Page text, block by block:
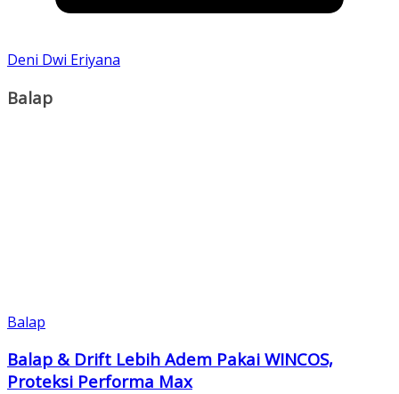
Deni Dwi Eriyana
Balap
Balap
Balap & Drift Lebih Adem Pakai WINCOS,
Proteksi Performa Max